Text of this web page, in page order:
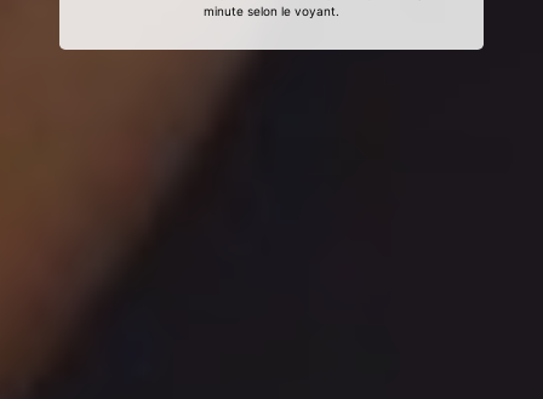
minute selon le voyant.